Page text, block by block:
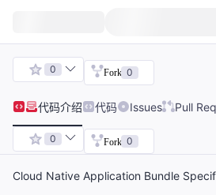
0 Fork 0
代码介绍 代码 Issues Pull
0 Fork 0
Cloud Native Application Bundle